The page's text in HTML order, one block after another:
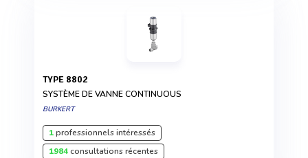
TYPE 8802
SYSTÈME DE VANNE CONTINUOUS
BURKERT
1professionnels intéressés
1984consultations récentes